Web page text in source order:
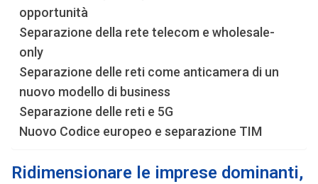
opportunità
Separazione della rete telecom e wholesale-
only
Separazione delle reti come anticamera di un
nuovo modello di business
Separazione delle reti e 5G
Nuovo Codice europeo e separazione TIM
Ridimensionare le imprese dominanti,